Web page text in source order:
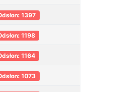
1397
1198
1164
1073